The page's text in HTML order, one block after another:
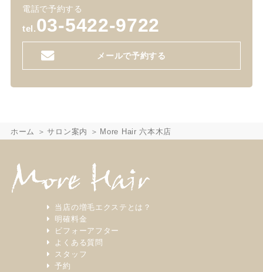
電話で予約する
tel.03-5422-9722
メールで予約する
ホーム サロン案内 More Hair 六本木店
当店の増毛エクステとは？
明確料金
ビフォーアフター
よくある質問
スタッフ
予約